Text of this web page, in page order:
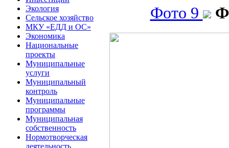
Экология
Сельское хозяйство
МКУ «ЕДД и ОС»
Экономика
Национальные
проекты
Муниципальные
услуги
Муниципальный
контроль
Муниципальные
программы
Муниципальная
собственность
Нормотворческая
деятельность
Фото 9